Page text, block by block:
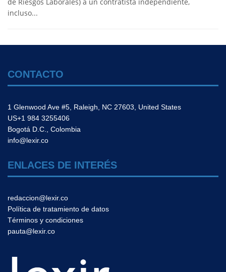
incluso...
CONTACTO
1 Glenwood Ave #5, Raleigh, NC 27603, United States
US+1 984 3255406
Bogotá D.C., Colombia
info@lexir.co
ENLACES DE INTERÉS
redaccion@lexir.co
Política de tratamiento de datos
Términos y condiciones
pauta@lexir.co